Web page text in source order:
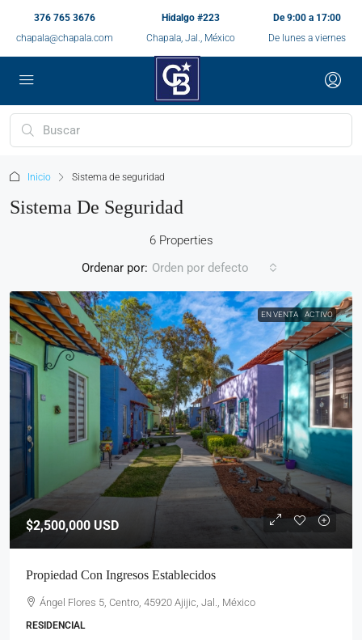
376 765 3676
chapala@chapala.com
Hidalgo #223
Chapala, Jal., México
De 9:00 a 17:00
De lunes a viernes
Inicio Sistema de seguridad
Sistema De Seguridad
6 Properties
Ordenar por: Orden por defecto
EN VENTA ACTIVO
$2,500,000 USD
Propiedad Con Ingresos Establecidos
Ángel Flores 5, Centro, 45920 Ajijic, Jal., México
RESIDENCIAL